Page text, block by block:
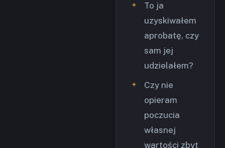
To ja
uzyskiwałem
aprobatę, czy
sam jej
udzielałem?
Czy nie
opieram
poczucia
własnej
wartości zbyt